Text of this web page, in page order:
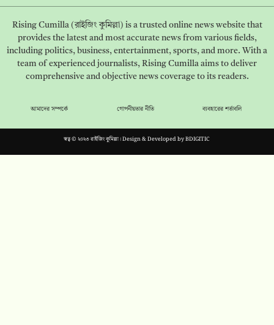
Rising Cumilla (রাইজিং কুমিল্লা) is a trusted online news website that
provides the latest and most accurate news from various fields,
including politics, business, entertainment, sports, and more. With a
team of experienced journalists, Rising Cumilla aims to deliver
comprehensive and objective news coverage to its readers.
আমাদের সম্পর্কে গোপনীয়তার নীতি ব্যবহারের শর্তাবলি
স্বত্ব © ২০২৩ রাইজিং কুমিল্লা। Design & Developed byBDIGITIC